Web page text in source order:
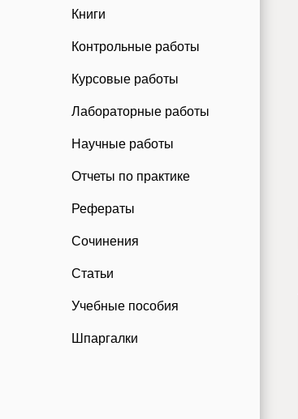
Книги
Контрольные работы
Курсовые работы
Лабораторные работы
Научные работы
Отчеты по практике
Рефераты
Сочинения
Статьи
Учебные пособия
Шпаргалки